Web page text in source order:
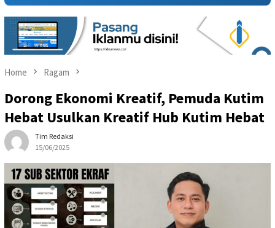
Home Ragam
Dorong Ekonomi Kreatif, Pemuda Kutim
Hebat Usulkan Kreatif Hub Kutim Hebat
Tim Redaksi
15/06/2025